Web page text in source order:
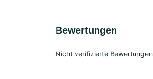
Bewertungen
Nicht verifizierte Bewertungen